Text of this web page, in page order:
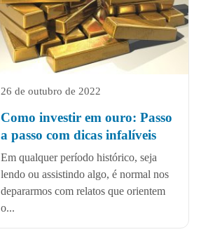
26 de outubro de 2022
Como investir em ouro: Passo
a passo com dicas infalíveis
Em qualquer período histórico, seja
lendo ou assistindo algo, é normal nos
depararmos com relatos que orientem
o...